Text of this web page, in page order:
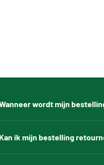
wordt mijn
Kan ik mijn bestelling